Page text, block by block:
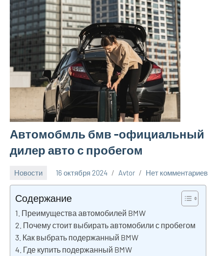
Автомобмль бмв -официальный
дилер авто с пробегом
Новости 16 октября 2024 Avtor Нет комментариев
Содержание
Преимущества автомобилей BMW
Почему стоит выбирать автомобили с пробегом
Как выбрать подержанный BMW
Где купить подержанный BMW